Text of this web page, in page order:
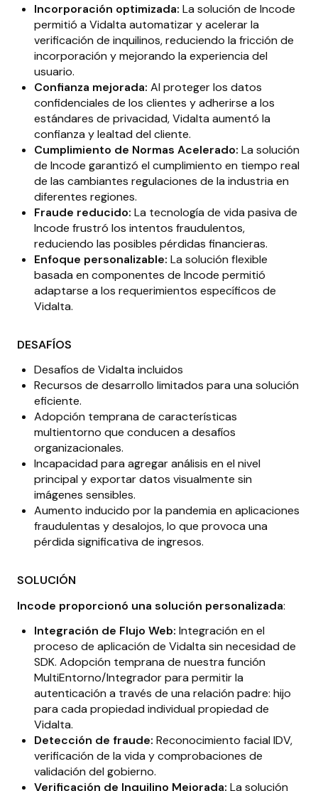
Incorporación optimizada: La solución de Incode
permitió a Vidalta automatizar y acelerar la
verificación de inquilinos, reduciendo la fricción de
incorporación y mejorando la experiencia del
usuario.
Confianza mejorada: Al proteger los datos
confidenciales de los clientes y adherirse a los
estándares de privacidad, Vidalta aumentó la
confianza y lealtad del cliente.
Cumplimiento de Normas Acelerado: La solución
de Incode garantizó el cumplimiento en tiempo real
de las cambiantes regulaciones de la industria en
diferentes regiones.
Fraude reducido: La tecnología de vida pasiva de
Incode frustró los intentos fraudulentos,
reduciendo las posibles pérdidas financieras.
Enfoque personalizable: La solución flexible
basada en componentes de Incode permitió
adaptarse a los requerimientos específicos de
Vidalta.
DESAFÍOS
Desafíos de Vidalta incluidos
Recursos de desarrollo limitados para una solución
eficiente.
Adopción temprana de características
multientorno que conducen a desafíos
organizacionales.
Incapacidad para agregar análisis en el nivel
principal y exportar datos visualmente sin
imágenes sensibles.
Aumento inducido por la pandemia en aplicaciones
fraudulentas y desalojos, lo que provoca una
pérdida significativa de ingresos.
SOLUCIÓN
Incode proporcionó una solución personalizada:
Integración de Flujo Web: Integración en el
proceso de aplicación de Vidalta sin necesidad de
SDK. Adopción temprana de nuestra función
MultiEntorno/Integrador para permitir la
autenticación a través de una relación padre: hijo
para cada propiedad individual propiedad de
Vidalta.
Detección de fraude: Reconocimiento facial IDV,
verificación de la vida y comprobaciones de
validación del gobierno.
Verificación de Inquilino Mejorada: La solución